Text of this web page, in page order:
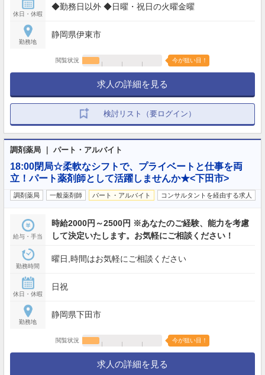
休日・休暇
◆勤務日以外 ◆日曜・祝日の火曜金曜
勤務地
静岡県伊東市
閲覧状況 今が狙い目！
求人の詳細を見る
検討リスト（要ログイン）
調剤薬局 ｜ パート・アルバイト
18:00閉局☆柔軟なシフトで、プライベートと仕事を両
立！パート薬剤師として活躍しませんか★<下田市>
調剤薬局 一般薬剤師 パート・アルバイト コンサルタントを経由する求人
給与・手当
時給2000円～2500円 ※あなたのご経験、能力を考慮
して決定いたします。お気軽にご相談ください！
勤務時間
曜日,時間はお気軽にご相談ください
休日・休暇
日祝
勤務地
静岡県下田市
閲覧状況 今が狙い目！
求人の詳細を見る